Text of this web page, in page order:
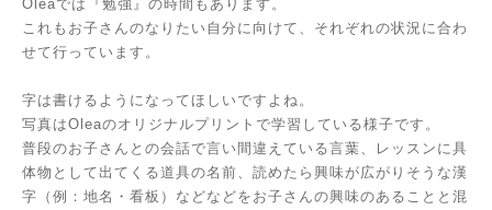
Oleaでは『勉強』の時間もあります。
これもお子さんのなりたい自分に向けて、それぞれの状況に合わ
せて行っています。
字は書けるようになってほしいですよね。
写真はOleaのオリジナルプリントで学習している様子です。
普段のお子さんとの会話で言い間違えている言葉、レッスンに具
体物として出てくる道具の名前、読めたら興味が広がりそうな漢
字（例：地名・看板）などなどをお子さんの興味のあることと混